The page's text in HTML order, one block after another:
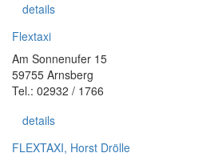
details
Flextaxi
Am Sonnenufer 15
59755 Arnsberg
Tel.: 02932 / 1766
details
FLEXTAXI, Horst Drölle